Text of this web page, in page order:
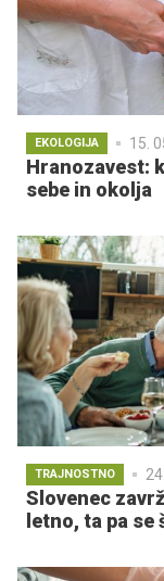
EKOLOGIJA 15.
Hranozavest:
sebe in okolja
TRAJNOSTNO
Slovenec
letno, ta pa se